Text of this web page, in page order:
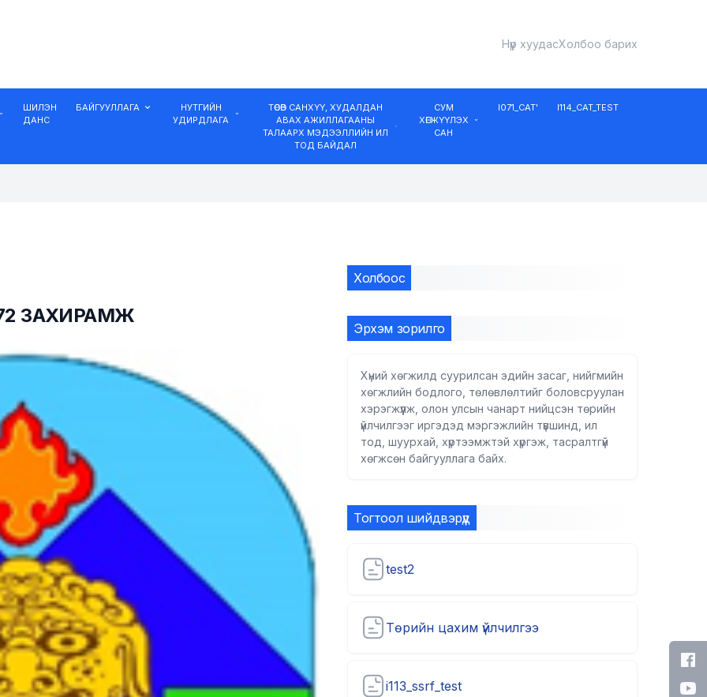
Нүүр хуудасХолбоо барих
ШИЛЭН
ДАНС
БАЙГУУЛЛАГА
НУТГИЙН
УДИРДЛАГА
ТӨСӨВ САНХҮҮ, ХУДАЛДАН
АВАХ АЖИЛЛАГААНЫ
ТАЛААРХ МЭДЭЭЛЛИЙН ИЛ
ТОД БАЙДАЛ
СУМ
ХӨГЖҮҮЛЭХ
САН
I071_CAT' I114_CAT_TEST
ЗАХИРАМЖ
Холбоос
Эрхэм зорилго
Хүний хөгжилд суурилсан эдийн засаг, нийгмийн
хөгжлийн бодлого, төлөвлөлтийг боловсруулан
хэрэгжүүлж, олон улсын чанарт нийцсэн төрийн
үйлчилгээг иргэдэд мэргэжлийн түвшинд, ил
тод, шуурхай, хүртээмжтэй хүргэж, тасралтгүй
хөгжсөн байгууллага байх.
Тогтоол шийдвэрүүд
test2
Төрийн цахим үйлчилгээ
i113_ssrf_test